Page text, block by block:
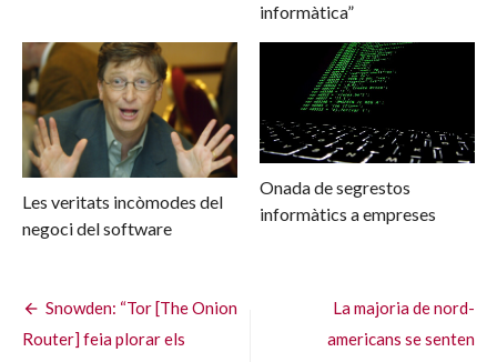
informàtica”
Les veritats incòmodes del
negoci del software
Onada de segrestos
informàtics a empreses
Navegació
d'entrades
Snowden: “Tor [The Onion
Router] feia plorar els
La majoria de nord-
americans se senten